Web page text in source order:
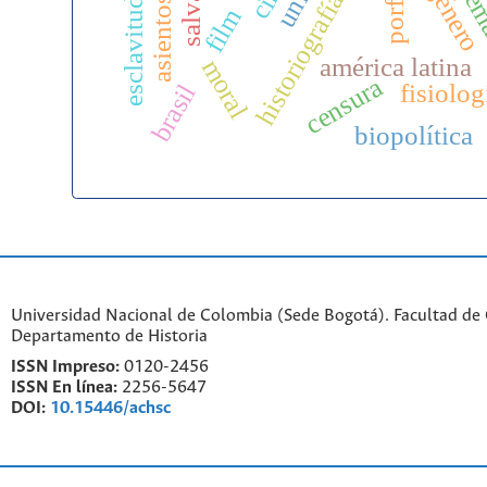
américa latina
censura
film
moral
brasil
biopolítica
género
Universidad Nacional de Colombia (Sede Bogotá). Facultad de
Departamento de Historia
ISSN Impreso: 0120-2456
ISSN En línea: 2256-5647
DOI: 10.15446/achsc